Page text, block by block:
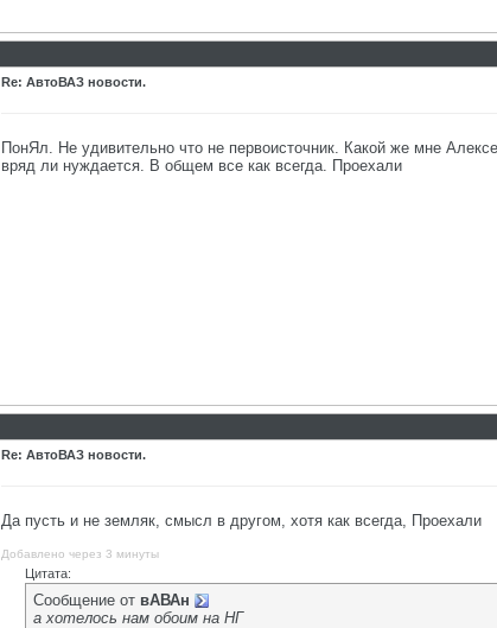
Re: АвтоВАЗ новости.
ПонЯл. Не удивительно что не первоисточник. Какой же мне
вряд ли нуждается. В общем все как всегда. Проехали
Re: АвтоВАЗ новости.
Да пусть и не земляк, смысл в другом, хотя как всегда, Проехали
Добавлено через 3 минуты
Цитата:
Сообщение от вАВАн
а хотелось нам обоим на НГ